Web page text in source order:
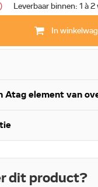
Leverbaar binnen: 1 à
In
Atag element van
dit product?